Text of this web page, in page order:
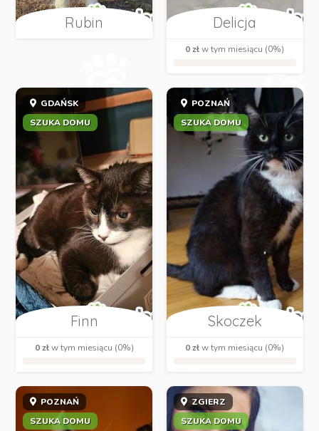
Rubin Delicja
0 złw tym miesiącu (0%)
GDAŃSK
SZUKA DOMU
Finn
0 złw tym miesiącu (0%)
POZNAŃ
SZUKA DOMU
Skoczek
0 złw tym miesiącu (0%)
POZNAŃ
SZUKA DOMU
ZGIERZ
SZUKA DOMU